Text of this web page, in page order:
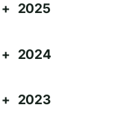
2025
2024
2023